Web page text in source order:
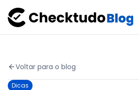
Voltar para o blog
Dicas